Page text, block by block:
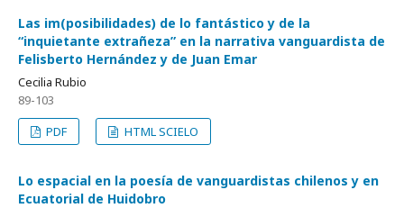
Las im(posibilidades) de lo fantástico y de la
“inquietante extrañeza” en la narrativa vanguardista de
Felisberto Hernández y de Juan Emar
Cecilia Rubio
89-103
PDF
HTML SCIELO
Lo espacial en la poesía de vanguardistas chilenos y en
Ecuatorial de Huidobro